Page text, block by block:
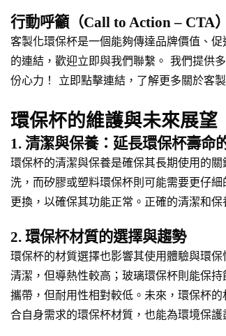
行動呼籲（Call to Action – CTA）
客製化環保杯是一個能夠傳達品牌價值、
的連結，歡迎立即與我們聯繫。 我們提供
份心力！ 立即點擊連結，了解更多關於客
環保杯的維護與未來展望
1. 清潔與保養：延長環保杯壽命
環保杯的清潔與保養是確保其長期使用的
洗，而矽膠或塑料環保杯則可能需要更仔
更換，以確保其功能正常。正確的清潔和
2. 環保杯材質的選擇與趨勢
環保杯的材質選擇也影響其使用體驗與環
清潔，但導熱性較高；玻璃環保杯則能保
攜帶，但耐用性相對較低。未來，環保杯
合自身需求的環保杯材質，也能為環境保護